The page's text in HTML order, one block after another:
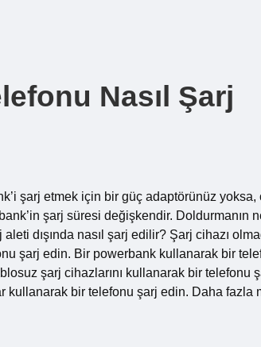
Nasıl Şarj
şarj etmek için bir güç adaptörünüz yoksa,
şarj süresi değişkendir. Doldurmanın
dışında nasıl şarj edilir? Şarj cihazı
şarj edin. Bir powerbank kullanarak bir
şarj cihazlarını kullanarak bir telefonu
kullanarak bir telefonu şarj edin. Daha